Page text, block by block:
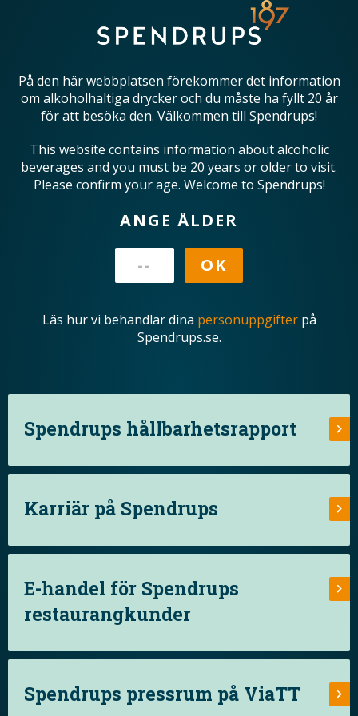
På den här webbplatsen förekommer det information
om alkoholhaltiga drycker och du måste ha fyllt 20 år
för att besöka den. Välkommen till Spendrups!
This website contains information about alcoholic
beverages and you must be 20 years or older to visit.
Please confirm your age. Welcome to Spendrups!
ANGE ÅLDER
Läs hur vi behandlar dina personuppgifterpå
Spendrups.se.
Spendrups hållbarhetsrapport
Karriär på Spendrups
E-handel för Spendrups
restaurangkunder
Spendrups pressrum på ViaTT